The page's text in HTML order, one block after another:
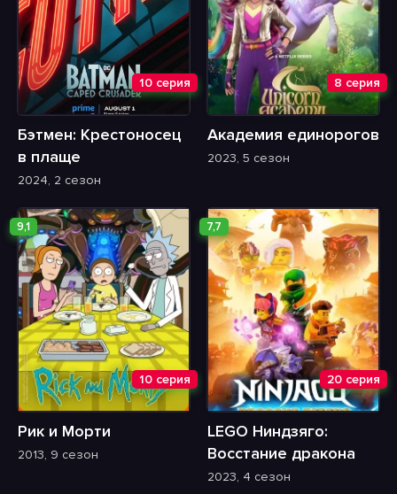
10 серия
Бэтмен: Крестоносец
в плаще
2024, 2 сезон
8 серия
Академия единорогов
2023, 5 сезон
9,1
10 серия
Рик и Морти
2013, 9 сезон
7,7
20 серия
LEGO Ниндзяго:
Восстание дракона
2023, 4 сезон